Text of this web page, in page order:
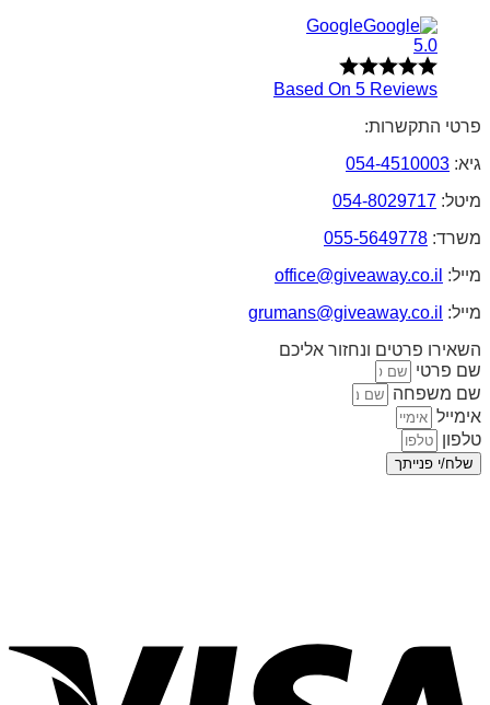
Google
5.0
Based On 5 Reviews
פרטי התקשרות:
גיא: 054-4510003
מיטל: 054-8029717
משרד: 055-5649778
מייל: office@giveaway.co.il
מייל: grumans@giveaway.co.il
השאירו פרטים ונחזור אליכם
שם פרטי
שם משפחה
אימייל
טלפון
שלח/י פנייתך